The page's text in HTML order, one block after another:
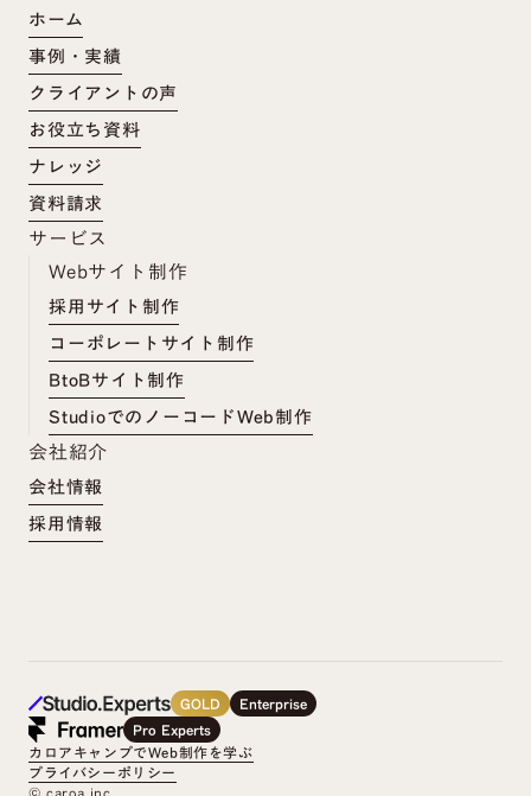
ホーム
事例・実績
クライアントの声
お役立ち資料
ナレッジ
資料請求
サービス
Webサイト制作
採用サイト制作
コーポレートサイト制作
BtoBサイト制作
StudioでのノーコードWeb制作
会社紹介
会社情報
採用情報
GOLD
Enterprise
Pro Experts
カロアキャンプでWeb制作を学ぶ
プライバシーポリシー